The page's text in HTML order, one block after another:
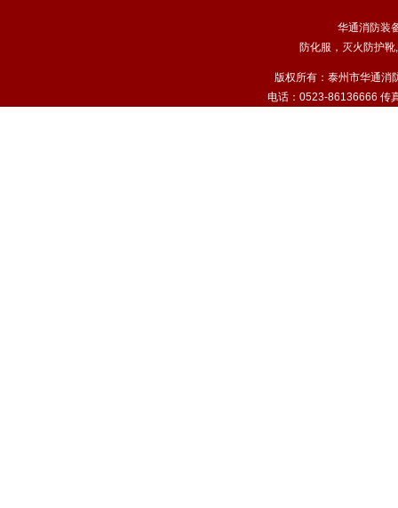
华通消防装
防化服 ， 灭火防护靴,
版权所有：泰州市华通消
电话：0523-86136666 传